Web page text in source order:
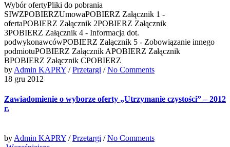
Wybór ofertyPliki do pobrania
SIWZPOBIERZUmowaPOBIERZ Załącznik 1 -
ofertaPOBIERZ Załącznik 2POBIERZ Załącznik
3POBIERZ Załącznik 4 - Informacja dot.
podwykonawcówPOBIERZ Załącznik 5 - Zobowiązanie innego
podmiotuPOBIERZ Załącznik APOBIERZ Załącznik
BPOBIERZ Załącznik CPOBIERZ
by Admin KAPRY /Przetargi /No Comments
18 gru 2012
Zawiadomienie o wyborze oferty „Utrzymanie czystości” – 2012
r.
by Admin KAPRY /Przetargi /No Comments